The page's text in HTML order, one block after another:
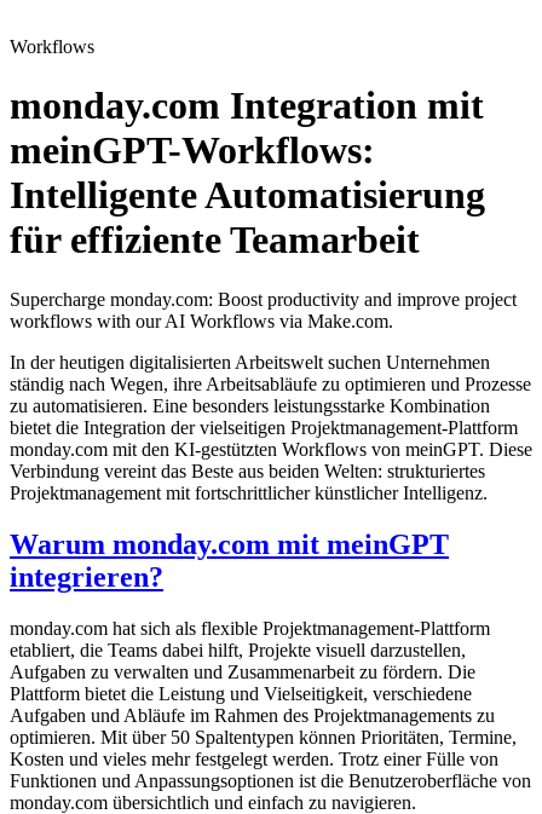
Workflows
monday.com Integration mit
meinGPT-Workflows:
Intelligente Automatisierung
für effiziente Teamarbeit
Supercharge monday.com: Boost productivity and improve project
workflows with our AI Workflows via Make.com.
In der heutigen digitalisierten Arbeitswelt suchen Unternehmen
ständig nach Wegen, ihre Arbeitsabläufe zu optimieren und Prozesse
zu automatisieren. Eine besonders leistungsstarke Kombination
bietet die Integration der vielseitigen Projektmanagement-Plattform
monday.com mit den KI-gestützten Workflows von meinGPT. Diese
Verbindung vereint das Beste aus beiden Welten: strukturiertes
Projektmanagement mit fortschrittlicher künstlicher Intelligenz.
Warum monday.com mit meinGPT
integrieren?
monday.com hat sich als flexible Projektmanagement-Plattform
etabliert, die Teams dabei hilft, Projekte visuell darzustellen,
Aufgaben zu verwalten und Zusammenarbeit zu fördern. Die
Plattform bietet die Leistung und Vielseitigkeit, verschiedene
Aufgaben und Abläufe im Rahmen des Projektmanagements zu
optimieren. Mit über 50 Spaltentypen können Prioritäten, Termine,
Kosten und vieles mehr festgelegt werden. Trotz einer Fülle von
Funktionen und Anpassungsoptionen ist die Benutzeroberfläche von
monday.com übersichtlich und einfach zu navigieren.